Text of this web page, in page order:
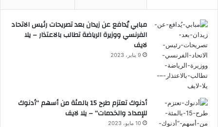
مبابي يُدافع عن زيدان بعد تصريحات رئيس الاتحاد
الفرنسي ووزيرة الرياضة تطالب بالاعتذار – يلا
لايف
9 يناير، 2023
أدنوك تعتزم طرح 15 بالمئة من أسهم “أدنوك
للإمداد والخدمات” – يلا لايف
10 مايو، 2023